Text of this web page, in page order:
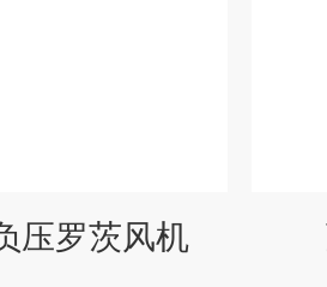
压罗茨风机